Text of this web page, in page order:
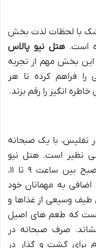
شک با لحظات لذت بخش
است.هتل نیو پالاس
این بخش مهم از تجربه
را فراهم کرده تا هر
انگیز را رقم بزند.
با یک صبحانه
نظیر است. هتل نیو
پالاس شاردنی تفلیس هر روز صبح بین ساعت ۹ تا ۱۱،
به مهمانان خود
طیف وسیعی از غذاها و
که طعم های اصیل
صرف صبحانه در
برای گشت و گذار در